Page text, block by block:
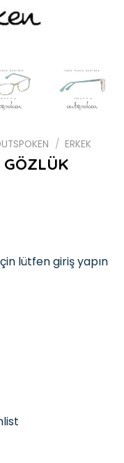
/ ERKEK
GÖZLÜK
lütfen giriş yapın